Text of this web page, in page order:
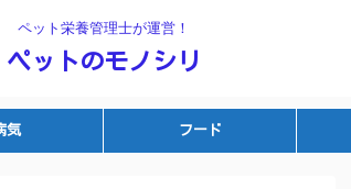
ペット栄養管理士が運営！
ペットのモノシリ
気 フード